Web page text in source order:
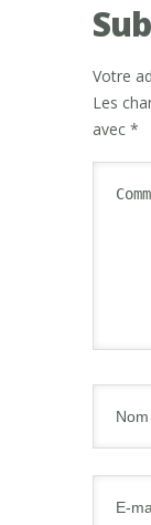
Votre
Les
avec *